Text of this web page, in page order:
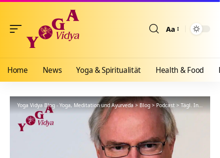
Aa
Home News Yoga & Spiritualität Health & Food
Yoga Vidya Blog - Yoga, Meditation und Ayurveda>Blog>Podcast>Tägl. Inspiration